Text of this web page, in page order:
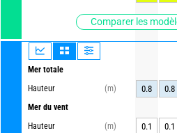
Comparer les
Mer totale
Hauteur
(m)
Mer du vent
Hauteur
(m)
0.8 0.8
0.1 0.1